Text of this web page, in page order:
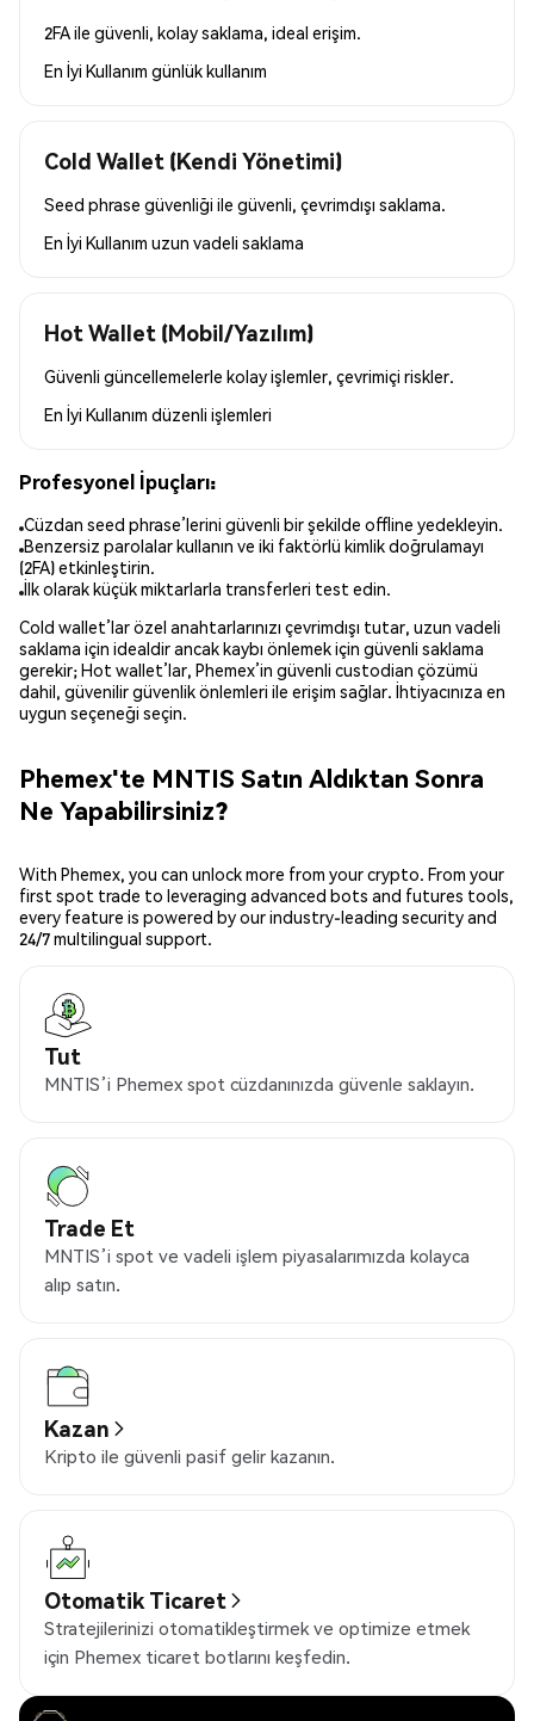
2FA ile güvenli, kolay saklama, ideal erişim.
En İyi Kullanım günlük kullanım
Cold Wallet (Kendi Yönetimi)
Seed phrase güvenliği ile güvenli, çevrimdışı saklama.
En İyi Kullanım uzun vadeli saklama
Hot Wallet (Mobil/Yazılım)
Güvenli güncellemelerle kolay işlemler, çevrimiçi riskler.
En İyi Kullanım düzenli işlemleri
Profesyonel İpuçları:
Cüzdan seed phrase’lerini güvenli bir şekilde offline yedekleyin.
Benzersiz parolalar kullanın ve iki faktörlü kimlik doğrulamayı
(2FA) etkinleştirin.
İlk olarak küçük miktarlarla transferleri test edin.
Cold wallet’lar özel anahtarlarınızı çevrimdışı tutar, uzun vadeli
saklama için idealdir ancak kaybı önlemek için güvenli saklama
gerekir; Hot wallet’lar, Phemex’in güvenli custodian çözümü
dahil, güvenilir güvenlik önlemleri ile erişim sağlar. İhtiyacınıza en
uygun seçeneği seçin.
Phemex'te MNTIS Satın Aldıktan Sonra
Ne Yapabilirsiniz?
With Phemex, you can unlock more from your crypto. From your
first spot trade to leveraging advanced bots and futures tools,
every feature is powered by our industry-leading security and
24/7 multilingual support.
Tut
MNTIS’i Phemex spot cüzdanınızda güvenle saklayın.
Trade Et
MNTIS’i spot ve vadeli işlem piyasalarımızda kolayca
alıp satın.
Kazan
Kripto ile güvenli pasif gelir kazanın.
Otomatik Ticaret
Stratejilerinizi otomatikleştirmek ve optimize etmek
için Phemex ticaret botlarını keşfedin.